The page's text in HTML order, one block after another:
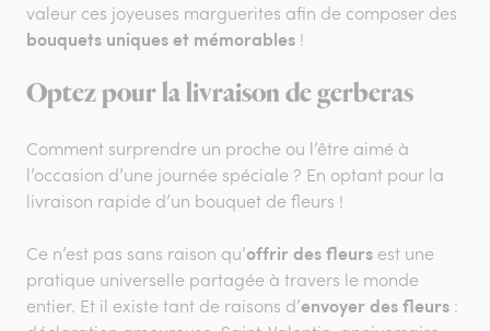
valeur ces joyeuses marguerites afin de composer des
bouquets uniques et mémorables !
Optez pour la livraison de gerberas
Comment surprendre un proche ou l’être aimé à
l’occasion d’une journée spéciale ? En optant pour la
livraison rapide d’un bouquet de fleurs !
Ce n’est pas sans raison qu’offrir des fleurs est une
pratique universelle partagée à travers le monde
entier. Et il existe tant de raisons d’envoyer des fleurs :